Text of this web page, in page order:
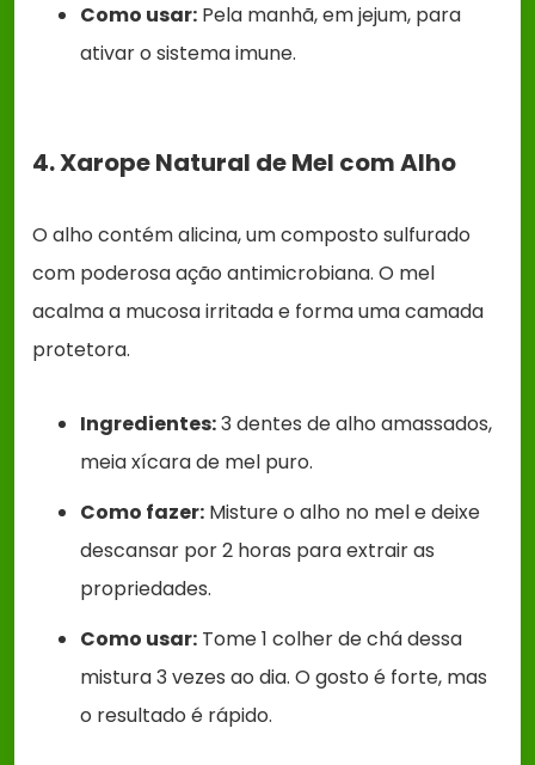
Como usar: Pela manhã, em jejum, para
ativar o sistema imune.
4. Xarope Natural de Mel com Alho
O alho contém alicina, um composto sulfurado
com poderosa ação antimicrobiana. O mel
acalma a mucosa irritada e forma uma camada
protetora.
Ingredientes:3 dentes de alho amassados,
meia xícara de mel puro.
Como fazer: Misture o alho no mel e deixe
descansar por 2 horas para extrair as
propriedades.
Como usar: Tome 1 colher de chá dessa
mistura 3 vezes ao dia. O gosto é forte, mas
o resultado é rápido.